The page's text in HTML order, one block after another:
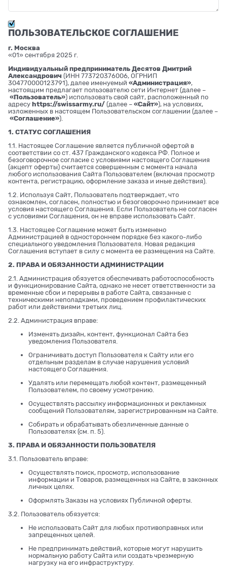
ПОЛЬЗОВАТЕЛЬСКОЕ СОГЛАШЕНИЕ
г. Москва
«01» сентября 2025 г.
Индивидуальный предприниматель Десятов Дмитрий
Александрович (ИНН 773720376006, ОГРНИП
304770000123791), далее именуемый «Администрация»,
настоящим предлагает пользователю сети Интернет (далее –
«Пользователь») использовать свой сайт, расположенный по
адресу https://swissarmy.ru/ (далее – «Сайт»), на условиях,
изложенных в настоящем Пользовательском соглашении (далее –
«Соглашение»).
1. СТАТУС СОГЛАШЕНИЯ
1.1. Настоящее Соглашение является публичной офертой в
соответствии со ст. 437 Гражданского кодекса РФ. Полное и
безоговорочное согласие с условиями настоящего Соглашения
(акцепт оферты) считается совершенным с момента начала
любого использования Сайта Пользователем (включая просмотр
контента, регистрацию, оформление заказа и иные действия).
1.2. Используя Сайт, Пользователь подтверждает, что
ознакомлен, согласен, полностью и безоговорочно принимает все
условия настоящего Соглашения. Если Пользователь не согласен
с условиями Соглашения, он не вправе использовать Сайт.
1.3. Настоящее Соглашение может быть изменено
Администрацией в одностороннем порядке без какого-либо
специального уведомления Пользователя. Новая редакция
Соглашения вступает в силу с момента ее размещения на Сайте.
2. ПРАВА И ОБЯЗАННОСТИ АДМИНИСТРАЦИИ
2.1. Администрация обязуется обеспечивать работоспособность
и функционирование Сайта, однако не несет ответственности за
временные сбои и перерывы в работе Сайта, связанные с
техническими неполадками, проведением профилактических
работ или действиями третьих лиц.
2.2. Администрация вправе:
Изменять дизайн, контент, функционал Сайта без
уведомления Пользователя.
Ограничивать доступ Пользователя к Сайту или его
отдельным разделам в случае нарушения условий
настоящего Соглашения.
Удалять или перемещать любой контент, размещенный
Пользователем, по своему усмотрению.
Осуществлять рассылку информационных и рекламных
сообщений Пользователям, зарегистрированным на Сайте.
Собирать и обрабатывать обезличенные данные о
Пользователях (см. п. 5).
3. ПРАВА И ОБЯЗАННОСТИ ПОЛЬЗОВАТЕЛЯ
3.1. Пользователь вправе:
Осуществлять поиск, просмотр, использование
информации и Товаров, размещенных на Сайте, в законных
личных целях.
Оформлять Заказы на условиях Публичной оферты.
3.2. Пользователь обязуется:
Не использовать Сайт для любых противоправных или
запрещенных целей.
Не предпринимать действий, которые могут нарушить
нормальную работу Сайта или создать чрезмерную
нагрузку на его инфраструктуру.